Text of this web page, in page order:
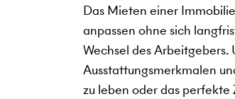
Das Mieten einer
anpassen ohne sich
Wechsel des
Ausstattungsmerkmalen
zu leben oder das perfekte